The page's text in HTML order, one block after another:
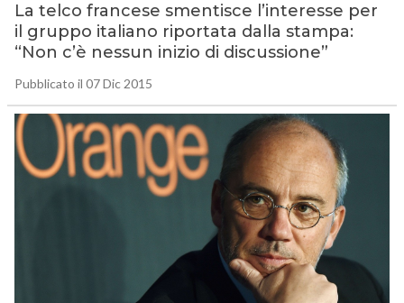
La telco francese smentisce l’interesse per
il gruppo italiano riportata dalla stampa:
“Non c’è nessun inizio di discussione”
Pubblicato il 07 Dic 2015